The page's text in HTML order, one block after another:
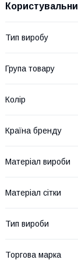
Тип виробу
Група товару
Колір
Країна бренду
Матеріал вироби
Матеріал сітки
Тип вироби
Торгова марка